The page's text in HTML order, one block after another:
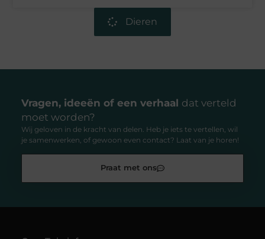
Dieren
Vragen, ideeën of een verhaal dat verteld
moet worden?
Wij geloven in de kracht van delen. Heb je iets te vertellen, wil
je samenwerken, of gewoon even contact? Laat van je horen!
Praat met ons